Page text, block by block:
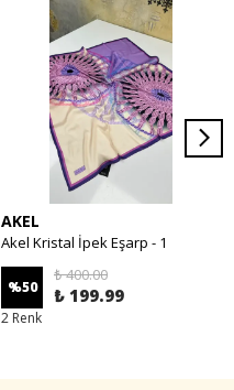
AKEL
Akel Kristal İpek Eşarp - 1
%50
₺ 400.00
₺ 199.99
2 Renk ㅤㅤㅤ